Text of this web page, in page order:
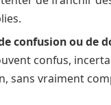
confusion ou de
confus,
sans vraiment